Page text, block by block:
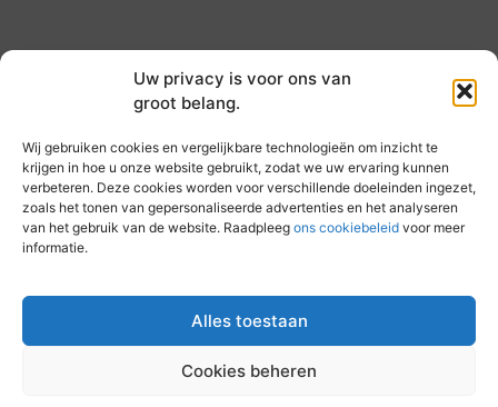
Uw privacy is voor ons van
groot belang.
Wij gebruiken cookies en vergelijkbare technologieën om inzicht te
krijgen in hoe u onze website gebruikt, zodat we uw ervaring kunnen
verbeteren. Deze cookies worden voor verschillende doeleinden ingezet,
zoals het tonen van gepersonaliseerde advertenties en het analyseren
van het gebruik van de website. Raadpleeg ons cookiebeleid voor meer
informatie.
Alles toestaan
Cookies beheren
Elke dag iets nieuws op vandebeckenkamp.nl
@2025 All Right Reserved. Design by